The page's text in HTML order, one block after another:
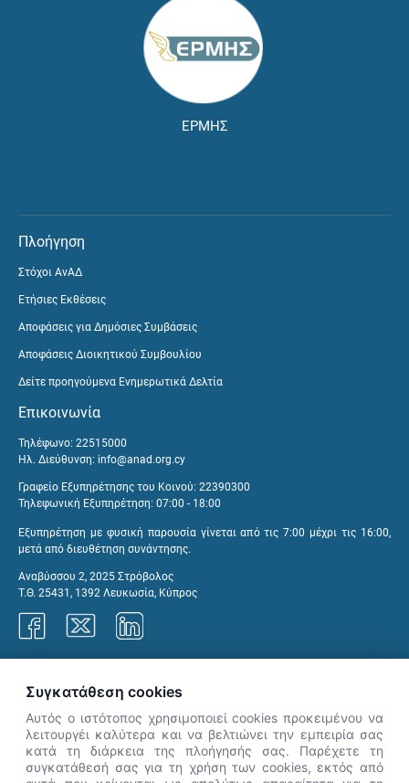
ΕΡΜΗΣ
Πλοήγηση
Στόχοι ΑνΑΔ
Ετήσιες Εκθέσεις
Αποφάσεις για Δημόσιες Συμβάσεις
Αποφάσεις Διοικητικού Συμβουλίου
Δείτε προηγούμενα Ενημερωτικά Δελτία
Επικοινωνία
Τηλέφωνο: 22515000
Ηλ. Διεύθυνση: info@anad.org.cy
Γραφείο Εξυπηρέτησης του Κοινού: 22390300
Τηλεφωνική Εξυπηρέτηση: 07:00 - 18:00
Εξυπηρέτηση με φυσική παρουσία γίνεται από τις 7:00 μέχρι τις 16:00,
μετά από διευθέτηση συνάντησης.
Αναβύσσου 2, 2025 Στρόβολος
Τ.Θ. 25431, 1392 Λευκωσία, Κύπρος
👋 Καλώς ήρθες! Είμαι η Νόησις.
Συγκατάθεση cookies
Αυτός ο ιστότοπος χρησιμοποιεί cookies προκειμένου να
λειτουργέι καλύτερα και να βελτιώνει την εμπειρία σας
κατά τη διάρκεια της πλοήγησής σας. Παρέχετε τη
συγκατάθεσή σας για τη χρήση των cookies, εκτός από